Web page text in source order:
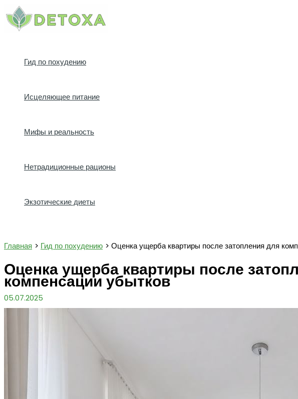
Перейти
к
содержимому
Гид по похудению
Исцеляющее питание
Мифы и реальность
Нетрадиционные рационы
Экзотические диеты
Главная Гид по похудению Оценка ущерба квартиры после затопления для
Оценка ущерба квартиры после
компенсации убытков
05.07.2025